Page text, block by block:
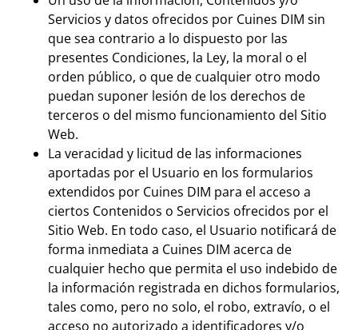
Servicios y datos ofrecidos por Cuines DIM sin
que sea contrario a lo dispuesto por las
presentes Condiciones, la Ley, la moral o el
orden público, o que de cualquier otro modo
puedan suponer lesión de los derechos de
terceros o del mismo funcionamiento del Sitio
Web.
La veracidad y licitud de las informaciones
aportadas por el Usuario en los formularios
extendidos por Cuines DIM para el acceso a
ciertos Contenidos o Servicios ofrecidos por el
Sitio Web. En todo caso, el Usuario notificará de
forma inmediata a Cuines DIM acerca de
cualquier hecho que permita el uso indebido de
la información registrada en dichos formularios,
tales como, pero no solo, el robo, extravío, o el
acceso no autorizado a identificadores y/o